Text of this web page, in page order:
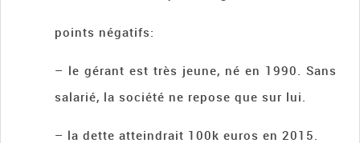
points négatifs:
– le gérant est très jeune, né en 1990. Sans
salarié, la société ne repose que sur lui.
– la dette atteindrait 100k euros en 2015.